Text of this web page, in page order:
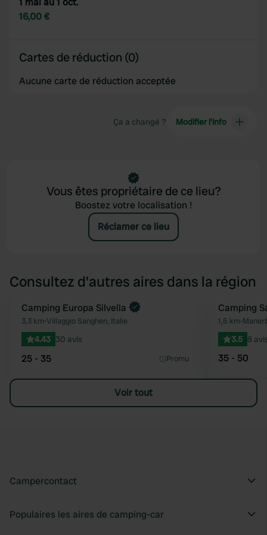
16,00 €
Cartes de réduction (0)
Aucune carte de réduction acceptée
Ça a changé ? Modifier l’info
Vous êtes propriétaire de ce lieu?
Boostez votre localisation !
Réclamer ce lieu
Consultez d'autres aires dans la région
Préféré
Reserve maintenant
Camping Europa Silvella
3,3 km•Villaggio Sanghen, Italie
4.43 30 avis
25 - 35 Promu
Camping
1,5 km•
3.5 8
35 - 50
Voir tout
Campercontact
Populaires les aires de camping-car